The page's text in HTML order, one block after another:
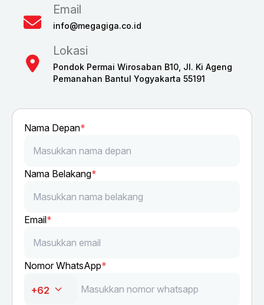
Email
info@megagiga.co.id
Lokasi
Pondok Permai Wirosaban B10, Jl. Ki Ageng
Pemanahan Bantul Yogyakarta 55191
Nama Depan*
Nama Belakang*
Email*
Nomor WhatsApp*